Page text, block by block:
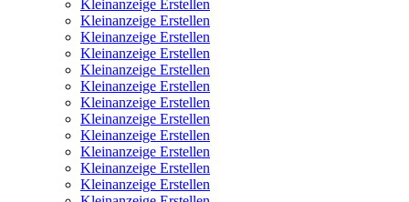
Kleinanzeige Erstellen
Kleinanzeige Erstellen
Kleinanzeige Erstellen
Kleinanzeige Erstellen
Kleinanzeige Erstellen
Kleinanzeige Erstellen
Kleinanzeige Erstellen
Kleinanzeige Erstellen
Kleinanzeige Erstellen
Kleinanzeige Erstellen
Kleinanzeige Erstellen
Kleinanzeige Erstellen